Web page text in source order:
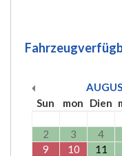
Sun
mon Dien
2
3 4
9
10 11